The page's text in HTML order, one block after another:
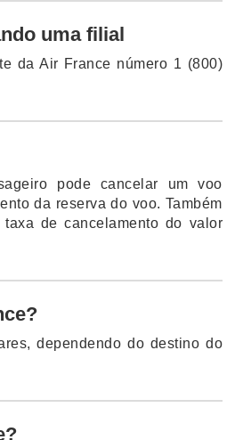
uma filial
da Air France número 1 (800)
pode cancelar um voo
da reserva do voo. Também
de cancelamento do valor
dependendo do destino do